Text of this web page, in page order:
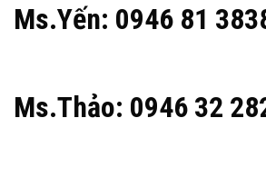
Ms.Yến: 0946 81
Ms.Thảo: 0946 32